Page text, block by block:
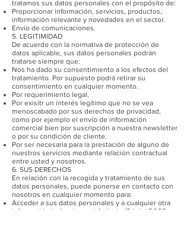
tratamos sus datos personales con el propósito de:
Proporcionar información, servicios, productos,
información relevante y novedades en el sector.
Envío de comunicaciones.
5. LEGITIMIDAD
De acuerdo con la normativa de protección de
datos aplicable, sus datos personales podrán
tratarse siempre que:
Nos ha dado su consentimiento a los efectos del
tratamiento. Por supuesto podrá retirar su
consentimiento en cualquier momento.
Por requerimiento legal.
Por exisitr un interés legítimo que no se vea
menoscabado por sus derechos de privacidad,
como por ejemplo el envío de información
comercial bien por suscripción a nuestra newsletter
o por su condición de cliente.
Por ser necesaria para la prestación de alguno de
nuestros servicios mediante relación contractual
entre usted y nosotros.
6. SUS DERECHOS
En relación con la recogida y tratamiento de sus
datos personales, puede ponerse en contacto con
nosotros en cualquier momento para:
Acceder a sus datos personales y a cualquier otra
información indicada en el Artículo 15.1 del RGPD.